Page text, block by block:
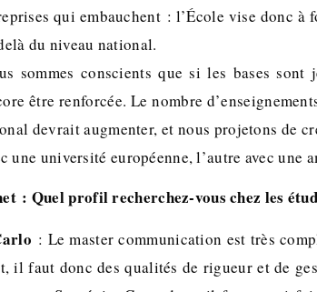
qui embauchent : l’École vise donc à
du niveau national.
sommes conscients que si les bases
être renforcée. Le nombre
devrait augmenter, et nous projetons de
une université européenne, l’autre avec une
: Quel profil recherchez-vous chez les
: Le master communication est très
il faut donc des qualités de rigueur et de